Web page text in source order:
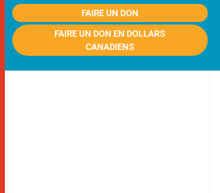
FAIRE UN DON
FAIRE UN DON EN DOLLARS
CANADIENS